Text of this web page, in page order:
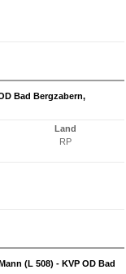
Bad Bergzabern,
Land
RP
(L 508) - KVP OD Bad